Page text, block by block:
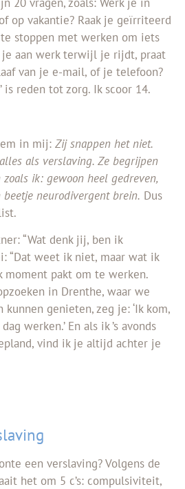
op vakantie? Raak je geïrriteerd
stoppen met werken om iets
je aan werk terwijl je rijdt, praat
van je e-mail, of je telefoon?
is reden tot zorg. Ik scoor 14.
in mij: Zij snappen het niet.
als verslaving. Ze begrijpen
ik: gewoon heel gedreven,
neurodivergent brein. Dus
“Wat denk jij, ben ik
“Dat weet ik niet, maar wat ik
pakt om te werken.
in Drenthe, waar we
genieten, zeg je: ‘Ik kom,
werken.’ En als ik ’s avonds
vind ik je altijd achter je
een verslaving? Volgens de
het om 5 c’s: compulsiviteit,